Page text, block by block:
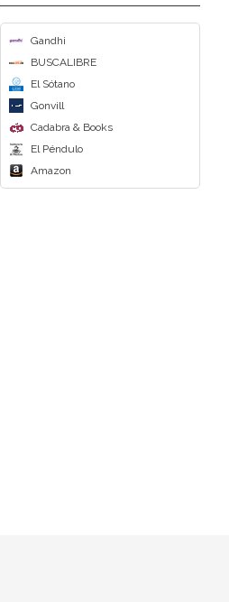
Gandhi
BUSCALIBRE
El Sótano
Gonvill
Cadabra & Books
El Péndulo
Amazon